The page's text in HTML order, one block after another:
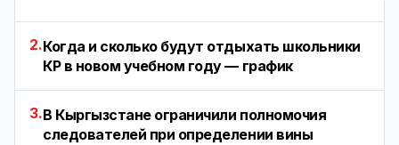
2.Когда и сколько будут отдыхать школьники
КР в новом учебном году — график
3.В Кыргызстане ограничили полномочия
следователей при определении вины